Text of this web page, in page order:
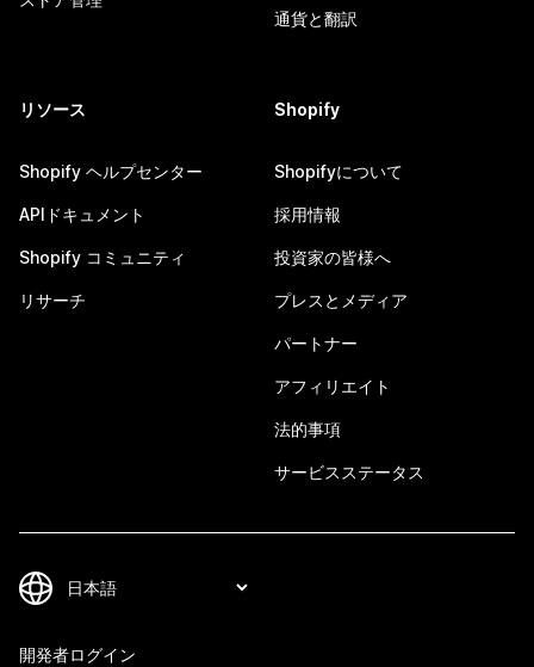
通貨と翻訳
リソース
Shopify ヘルプセンター
APIドキュメント
Shopify コミュニティ
リサーチ
Shopify
Shopifyについて
採用情報
投資家の皆様へ
プレスとメディア
パートナー
アフィリエイト
法的事項
サービスステータス
開発者ログイン